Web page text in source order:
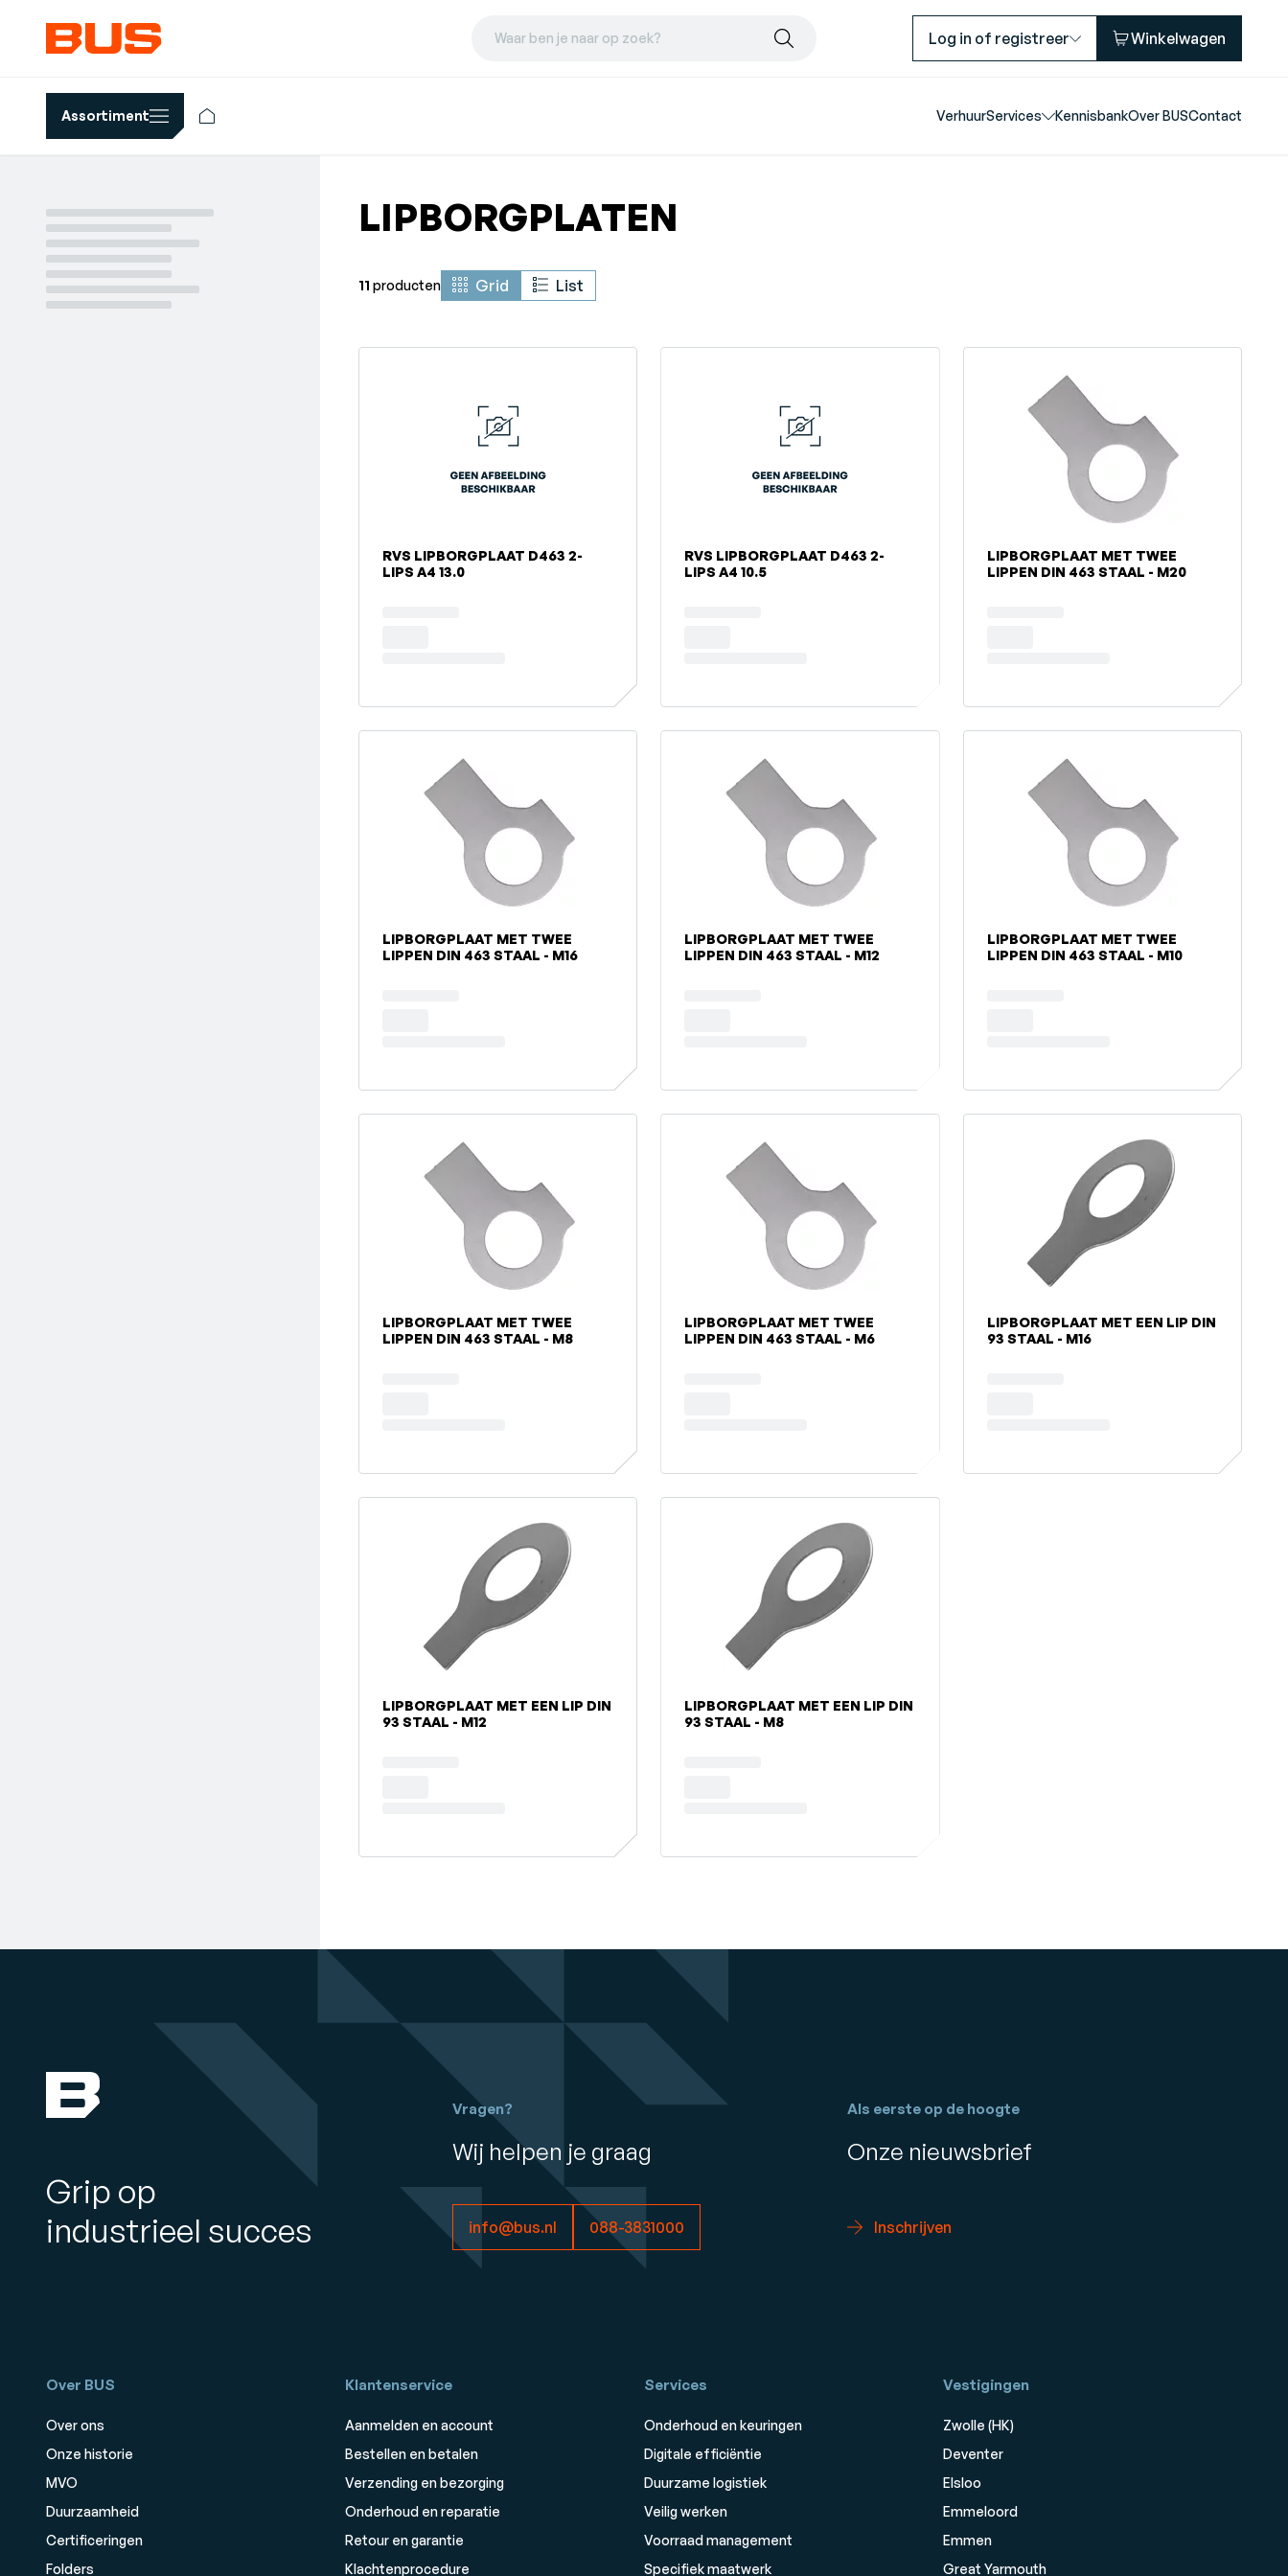
Waar ben je naar op zoek? Log in of registreer Winkelwagen
Assortiment VerhuurServices KennisbankOver BUSContact
LIPBORGPLATEN
11 producten Grid List
RVS LIPBORGPLAAT D463 2-
LIPS A4 13.0
RVS LIPBORGPLAAT D463 2-
LIPS A4 10.5
LIPBORGPLAAT MET TWEE
LIPPEN DIN 463 STAAL - M20
LIPBORGPLAAT MET TWEE
LIPPEN DIN 463 STAAL - M16
LIPBORGPLAAT MET TWEE
LIPPEN DIN 463 STAAL - M12
LIPBORGPLAAT MET TWEE
LIPPEN DIN 463 STAAL - M10
LIPBORGPLAAT MET TWEE
LIPPEN DIN 463 STAAL - M8
LIPBORGPLAAT MET TWEE
LIPPEN DIN 463 STAAL - M6
LIPBORGPLAAT MET EEN LIP DIN
93 STAAL - M16
LIPBORGPLAAT MET EEN LIP DIN
93 STAAL - M12
LIPBORGPLAAT MET EEN LIP DIN
93 STAAL - M8
Grip op
industrieel succes
Vragen?
Wij helpen je graag
info@bus.nl 088-3831000
Als eerste op de hoogte
Onze nieuwsbrief
Inschrijven
Over BUS
Over ons
Onze historie
MVO
Duurzaamheid
Certificeringen
Folders
Klantenservice
Aanmelden en account
Bestellen en betalen
Verzending en bezorging
Onderhoud en reparatie
Retour en garantie
Klachtenprocedure
Services
Onderhoud en keuringen
Digitale efficiëntie
Duurzame logistiek
Veilig werken
Voorraad management
Specifiek maatwerk
Vestigingen
Zwolle (HK)
Deventer
Elsloo
Emmeloord
Emmen
Great Yarmouth